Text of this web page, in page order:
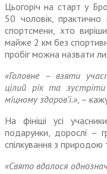
Цьогоріч на старт у
50 чоловік,
спортс­мени, хто
майже 2 км без
пробіг можна назвати
«Головне – взяти
цілий рік та
міцному здоров’ї.», –
На фініші усі
подарунки, дорослі –
спілкування з
«Свято вдалося